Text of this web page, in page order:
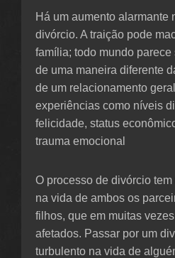
Há um aumento alarmante
divórcio. A traição pode
família; todo mundo parece
de uma maneira diferente
de um relacionamento
experiências como níveis
felicidade, status
trauma emocional
O processo de divórcio
na vida de ambos os
filhos, que em muitas
afetados. Passar por um
turbulento na vida de